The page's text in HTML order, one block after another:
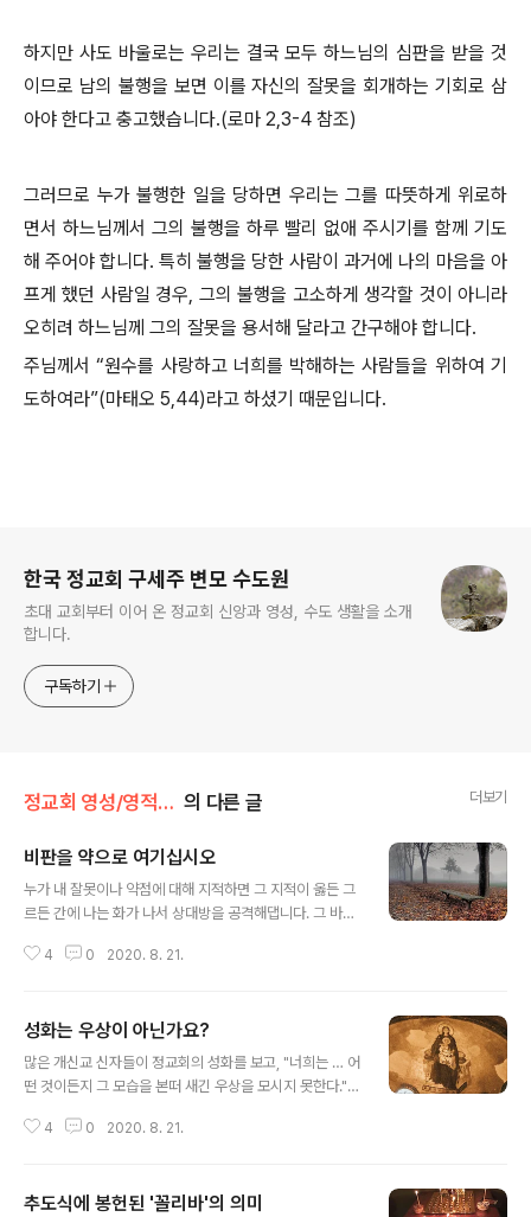
하지만 사도 바울로는 우리는 결국 모두 하느님의 심판을 받을 것
이므로 남의 불행을 보면 이를 자신의 잘못을 회개하는 기회로 삼
아야 한다고 충고했습니다.(로마 2,3-4 참조)
그러므로 누가 불행한 일을 당하면 우리는 그를 따뜻하게 위로하
면서 하느님께서 그의 불행을 하루 빨리 없애 주시기를 함께 기도
해 주어야 합니다. 특히 불행을 당한 사람이 과거에 나의 마음을 아
프게 했던 사람일 경우, 그의 불행을 고소하게 생각할 것이 아니라
오히려 하느님께 그의 잘못을 용서해 달라고 간구해야 합니다.
주님께서 “원수를 사랑하고 너희를 박해하는 사람들을 위하여 기
도하여라”(마태오 5,44)라고 하셨기 때문입니다.
한국 정교회 구세주 변모 수도원
초대 교회부터 이어 온 정교회 신앙과 영성, 수도 생활을 소개
합니다.
구독하기
정교회 영성/영적 아버지에게 듣다 의 다른 글 더보기
비판을 약으로 여기십시오
누가 내 잘못이나 약점에 대해 지적하면 그 지적이 옳든 그
르든 간에 나는 화가 나서 상대방을 공격해댑니다. 그 바람
집니다. 어떻게 하면 좋을까요? 다른 사람의 지적이나 비난
리를 비난하는 사람들에게 분노하기 보다는 오히려 우리
자신의 영적인 상태를 깨닫게 해 준 데 대해 그들에게 감사
해야 합니다. 이디오피아의 모세 수도사의 삶을 예로 들어
주교는 모세 수도사에게 사제서품을 주었습니다. 어느 날
4 0 2020. 8. 21.
성화는 우상이 아닌가요?
많은 개신교 신자들이 정교회의 성화를 보고, "너희는 … 어
떤 것이든지 그 모습을 본떠 새긴 우상을 모시지 못한다."
은 우상숭배라고 비판합니다. 정말 그들의 말처럼 성화가
그 구절의 앞 뒤 문맥, 더 나아가 성서 전체의 정신 안에서
4 0 2020. 8. 21.
추도식에 봉헌된 '꼴리바'의 의미